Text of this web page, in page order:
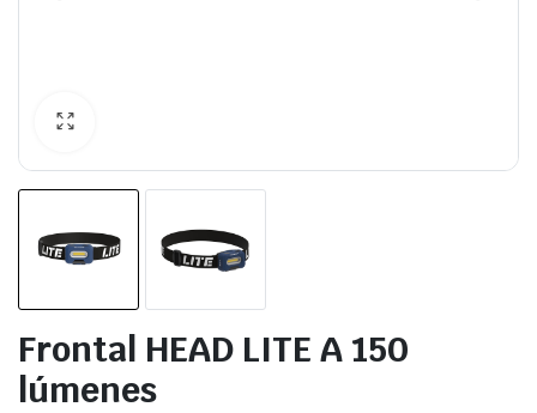
Frontal HEAD LITE A 150
lúmenes